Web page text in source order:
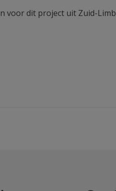
voor dit project uit Zuid-